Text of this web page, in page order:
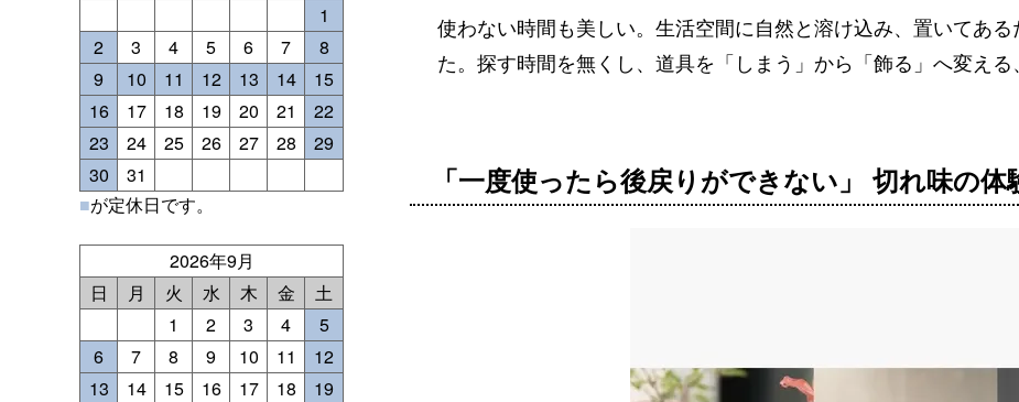
1
2
3 4 5 6 7
8
9
10 11 12 13 14
15
16
17 18 19 20 21
22
23
24 25 26 27 28
29
30
31
■が定休日です。
2026年9月
日
月 火 水 木 金
土
1
2 3 4
5
6
7 8 9 10 11
12
13
14 15 16 17 18
19
使わない時間も美しい。生活空間に自然と溶け込み、置いてあ
た。探す時間を無くし、道具を「しまう」から「飾る」へ変える
「一度使ったら後戻りができない」 切れ味の体